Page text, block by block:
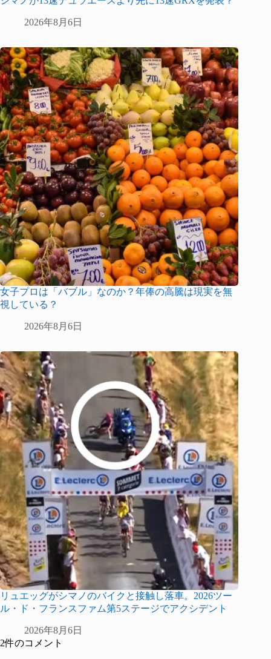
2026年8月6日
女子プロは「バブル」なのか？年俸の高騰は現実を無
視している？
2026年8月6日
リュエッグがシマノのバイクと接触し落車。2026ツー
ル・ド・フランスファム第5ステージでアクシデント
2026年8月6日
2件のコメント